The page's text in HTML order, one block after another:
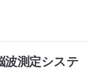
波測定システ